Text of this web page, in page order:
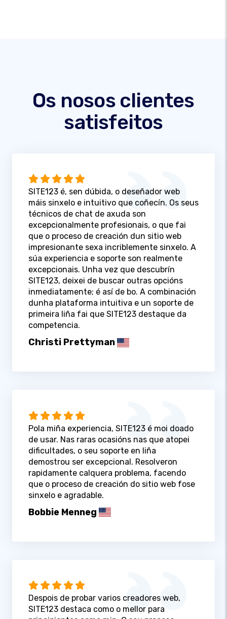
Os nosos clientes
satisfeitos
SITE123 é, sen dúbida, o deseñador web
máis sinxelo e intuitivo que coñecín. Os seus
técnicos de chat de axuda son
excepcionalmente profesionais, o que fai
que o proceso de creación dun sitio web
impresionante sexa incriblemente sinxelo. A
súa experiencia e soporte son realmente
excepcionais. Unha vez que descubrín
SITE123, deixei de buscar outras opcións
inmediatamente; é así de bo. A combinación
dunha plataforma intuitiva e un soporte de
primeira liña fai que SITE123 destaque da
competencia.
Christi Prettyman
Pola miña experiencia, SITE123 é moi doado
de usar. Nas raras ocasións nas que atopei
dificultades, o seu soporte en liña
demostrou ser excepcional. Resolveron
rapidamente calquera problema, facendo
que o proceso de creación do sitio web fose
sinxelo e agradable.
Bobbie Menneg
Despois de probar varios creadores web,
SITE123 destaca como o mellor para